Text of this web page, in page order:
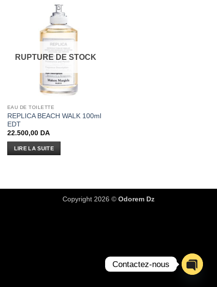
RUPTURE DE STOCK
EAU DE TOILETTE
REPLICA BEACH WALK 100ml
EDT
22.500,00 DA
LIRE LA SUITE
Copyright 2026 © Odorem Dz
Contactez-nous